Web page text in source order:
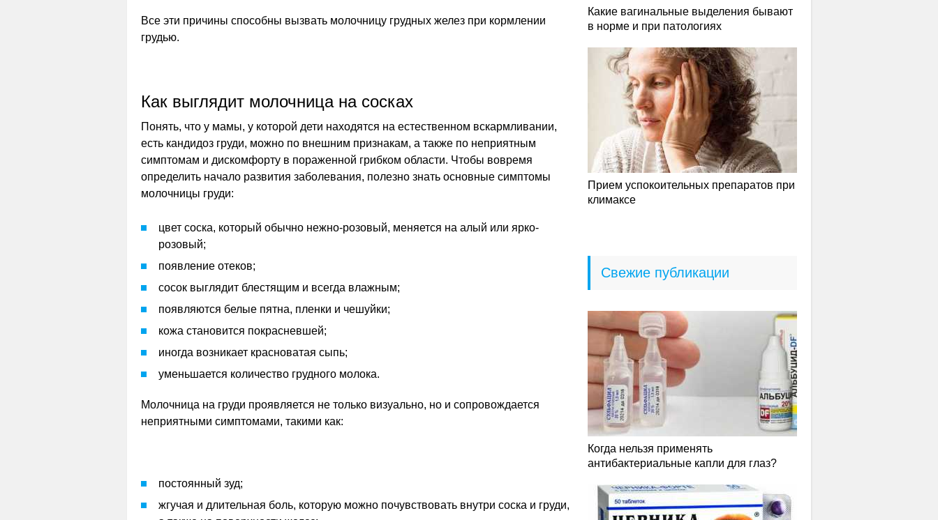
Все эти причины способны вызвать молочницу грудных желез при кормлении
грудью.
Как выглядит молочница на сосках
Понять, что у мамы, у которой дети находятся на естественном вскармливании,
есть кандидоз груди, можно по внешним признакам, а также по неприятным
симптомам и дискомфорту в пораженной грибком области. Чтобы вовремя
определить начало развития заболевания, полезно знать основные симптомы
молочницы груди:
цвет соска, который обычно нежно-розовый, меняется на алый или ярко-
розовый;
появление отеков;
сосок выглядит блестящим и всегда влажным;
появляются белые пятна, пленки и чешуйки;
кожа становится покрасневшей;
иногда возникает красноватая сыпь;
уменьшается количество грудного молока.
Молочница на груди проявляется не только визуально, но и сопровождается
неприятными симптомами, такими как:
постоянный зуд;
жгучая и длительная боль, которую можно почувствовать внутри соска и груди,
Какие вагинальные выделения бывают
в норме и при патологиях
Прием успокоительных препаратов при
климаксе
Свежие публикации
Когда нельзя применять
антибактериальные капли для глаз?